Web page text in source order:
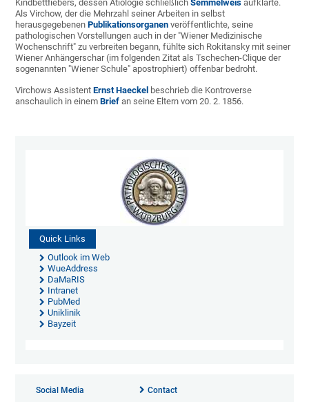
Kindbettfiebers, dessen Ätiologie schließlichSemmelweis aufklärte.
Als Virchow, der die Mehrzahl seiner Arbeiten in selbst
herausgegebenenPublikationsorganen veröffentlichte, seine
pathologischen Vorstellungen auch in der "Wiener Medizinische
Wochenschrift" zu verbreiten begann, fühlte sich Rokitansky mit seiner
Wiener Anhängerschar (im folgenden Zitat als Tschechen-Clique der
sogenannten "Wiener Schule" apostrophiert) offenbar bedroht.
Virchows AssistentErnst Haeckel beschrieb die Kontroverse
anschaulich in einemBrief an seine Eltern vom 20. 2. 1856.
Quick Links
Outlook im Web
WueAddress
DaMaRIS
Intranet
PubMed
Uniklinik
Bayzeit
Social Media Contact